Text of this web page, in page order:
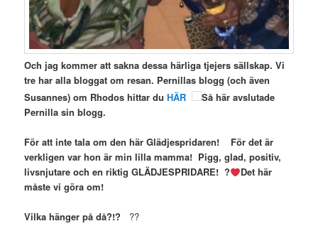
Och jag kommer att sakna dessa härliga tjejers sällskap. Vi
tre har alla bloggat om resan. Pernillas blogg (och även
Susannes) om Rhodos hittar duHÄR
Så här avslutade
Pernilla sin blogg.
För att inte tala om den här Glädjespridaren! För det är
verkligen var hon är min lilla mamma! Pigg, glad, positiv,
livsnjutare och en riktig GLÄDJESPRIDARE! ?
Det här
måste vi göra om!
Vilka hänger på då?!? ??